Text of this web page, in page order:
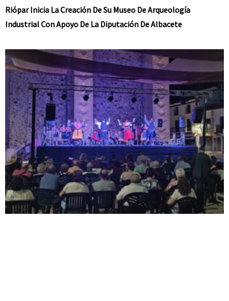
Riópar Inicia La Creación De Su Museo De Arqueología
Industrial Con Apoyo De La Diputación De Albacete